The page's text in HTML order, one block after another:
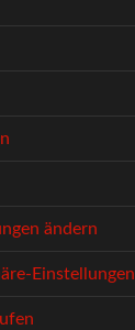
ändern
Einstellungen